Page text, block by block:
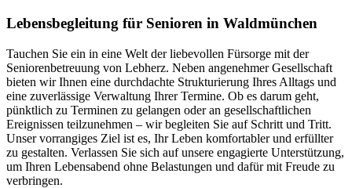
Lebensbegleitung für Senioren in Waldmünchen
Tauchen Sie ein in eine Welt der liebevollen Fürsorge mit der
Seniorenbetreuung von Lebherz. Neben angenehmer Gesellschaft
bieten wir Ihnen eine durchdachte Strukturierung Ihres Alltags und
eine zuverlässige Verwaltung Ihrer Termine. Ob es darum geht,
pünktlich zu Terminen zu gelangen oder an gesellschaftlichen
Ereignissen teilzunehmen – wir begleiten Sie auf Schritt und Tritt.
Unser vorrangiges Ziel ist es, Ihr Leben komfortabler und erfüllter
zu gestalten. Verlassen Sie sich auf unsere engagierte Unterstützung,
um Ihren Lebensabend ohne Belastungen und dafür mit Freude zu
verbringen.